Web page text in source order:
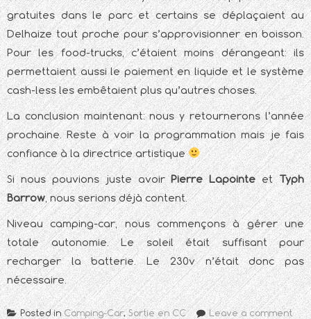
gratuites dans le parc et certains se déplaçaient au
Delhaize tout proche pour s’approvisionner en boisson.
Pour les food-trucks, c’étaient moins dérangeant: ils
permettaient aussi le paiement en liquide et le système
cash-less les embêtaient plus qu’autres choses.
La conclusion maintenant: nous y retournerons l’année
prochaine. Reste à voir la programmation mais je fais
confiance à la directrice artistique
Si nous pouvions juste avoirPierre LapointeetTyph
Barrow, nous serions déjà content.
Niveau camping-car, nous commençons à gérer une
totale autonomie. Le soleil était suffisant pour
recharger la batterie. Le 230v n’était donc pas
nécessaire.
Posted inCamping-Car,Sortie en CC Leave a comment